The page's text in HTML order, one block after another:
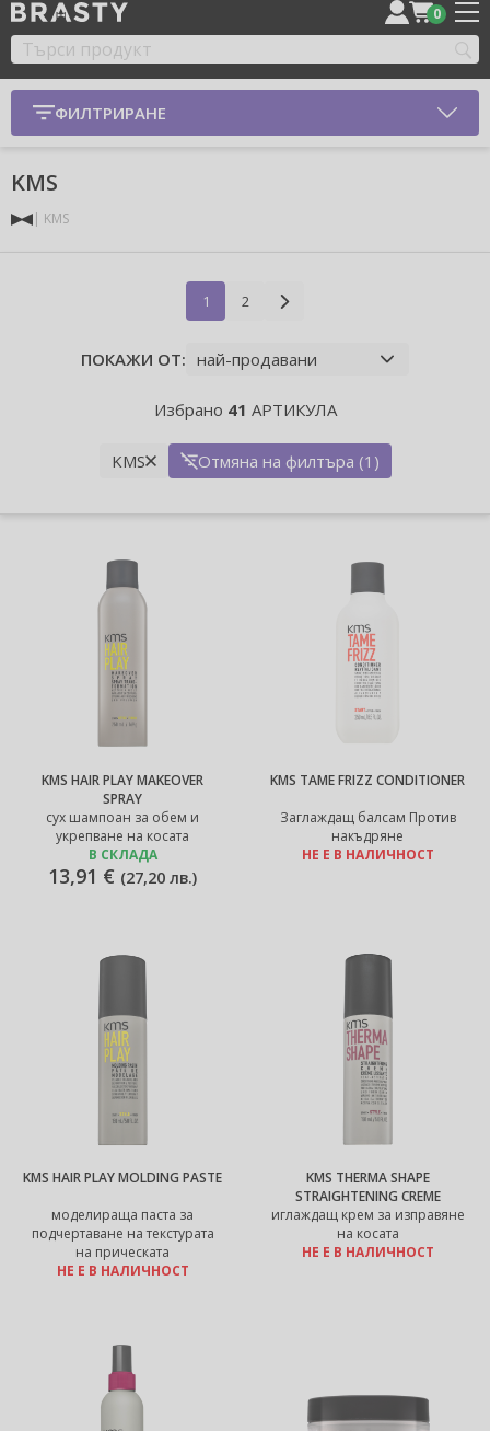
0
ФИЛТРИРАНЕ
KMS
KMS
1 2
ПОКАЖИ ОТ:
Избрано 41 АРТИКУЛА
KMS Отмяна на филтъра (1)
KMS HAIR PLAY MAKEOVER
SPRAY
сух шампоан за обем и
укрепване на косата
В СКЛАДА
13,91 € (27,20 лв.)
KMS TAME FRIZZ CONDITIONER
Заглаждащ балсам Против
накъдряне
НЕ Е В НАЛИЧНОСТ
KMS HAIR PLAY MOLDING PASTE
моделираща паста за
подчертаване на текстурата
на прическата
НЕ Е В НАЛИЧНОСТ
KMS THERMA SHAPE
STRAIGHTENING CREME
иглаждащ крем за изправяне
на косата
НЕ Е В НАЛИЧНОСТ